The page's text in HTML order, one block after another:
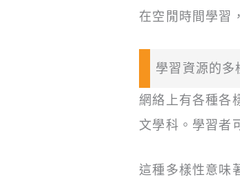
在空閒時間學習
學習資源的多
網絡上有各種各
文學科。學習者
這種多樣性意味